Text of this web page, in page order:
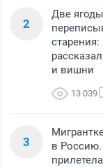
2
Две
старения:
и вишни
13 039
3
в